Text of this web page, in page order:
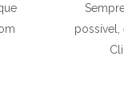
possível,